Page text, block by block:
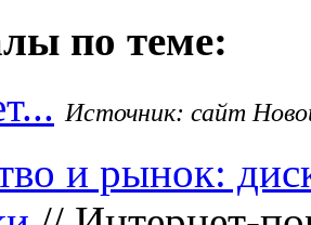
по теме:
Источник: сайт
и рынок: